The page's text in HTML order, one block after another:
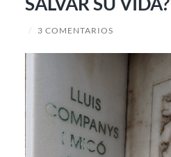
/ 3 COMENTARIOS